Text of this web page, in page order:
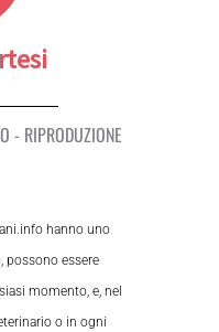
- RIPRODUZIONE
hanno uno
possono essere
momento, e, nel
o in ogni